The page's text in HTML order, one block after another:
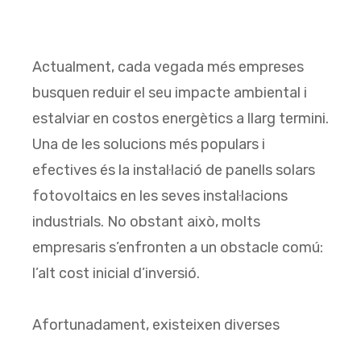
Actualment, cada vegada més empreses
busquen reduir el seu impacte ambiental i
estalviar en costos energètics a llarg termini.
Una de les solucions més populars i
efectives és la instal·lació de panells solars
fotovoltaics en les seves instal·lacions
industrials. No obstant això, molts
empresaris s’enfronten a un obstacle comú:
l’alt cost inicial d’inversió.
Afortunadament, existeixen diverses